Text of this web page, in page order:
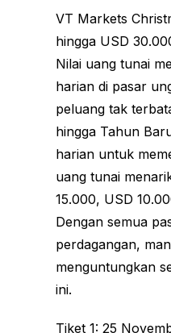
VT Markets
hingga USD
Nilai uang tunai
harian di pasar
peluang tak
hingga Tahun
harian untuk
uang tunai
15.000, USD
Dengan semua
perdagangan,
menguntungkan
ini.
Tiket 1: 25